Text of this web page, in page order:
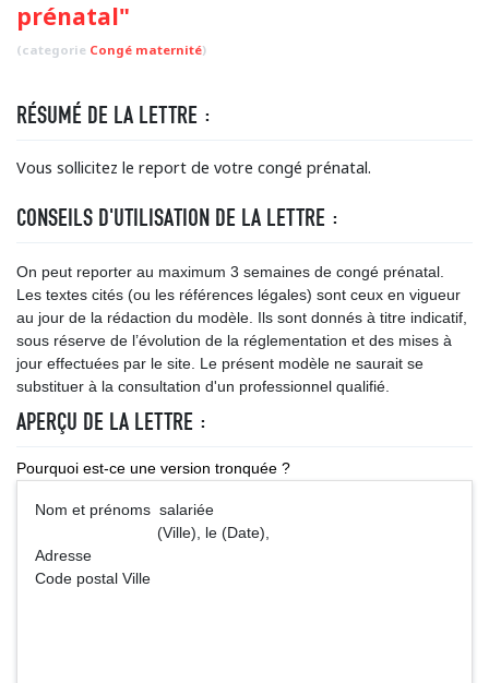
prénatal"
(categorie Congé maternité)
RÉSUMÉ DE LA LETTRE :
Vous sollicitez le report de votre congé prénatal.
CONSEILS D'UTILISATION DE LA LETTRE :
On peut reporter au maximum 3 semaines de congé prénatal.
Les textes cités (ou les références légales) sont ceux en vigueur
au jour de la rédaction du modèle. Ils sont donnés à titre indicatif,
sous réserve de l’évolution de la réglementation et des mises à
jour effectuées par le site. Le présent modèle ne saurait se
substituer à la consultation d'un professionnel qualifié.
APERÇU DE LA LETTRE :
Pourquoi est-ce une version tronquée ?
Nom et prénoms salariée
(Ville), le (Date),
Adresse
Code postal Ville